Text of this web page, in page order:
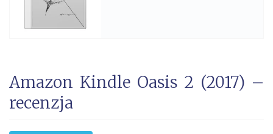
Amazon Kindle Oasis 2 (2017) –
recenzja